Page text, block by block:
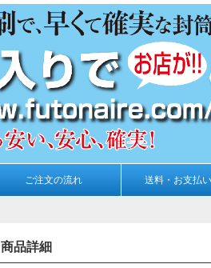
ご注文の流れ 送料・お支払
商品詳細